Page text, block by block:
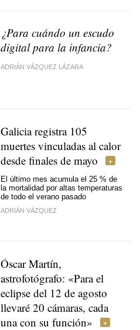
¿Para cuándo un escudo
digital para la infancia?
ADRIÁN VÁZQUEZ LÁZARA
Galicia registra 105
muertes vinculadas al calor
desde finales de mayo
El último mes acumula el 25 % de
la mortalidad por altas temperaturas
de todo el verano pasado
ADRIÁN VÁZQUEZ
Óscar Martín,
astrofotógrafo: «Para el
eclipse del 12 de agosto
llevaré 20 cámaras, cada
una con su función»